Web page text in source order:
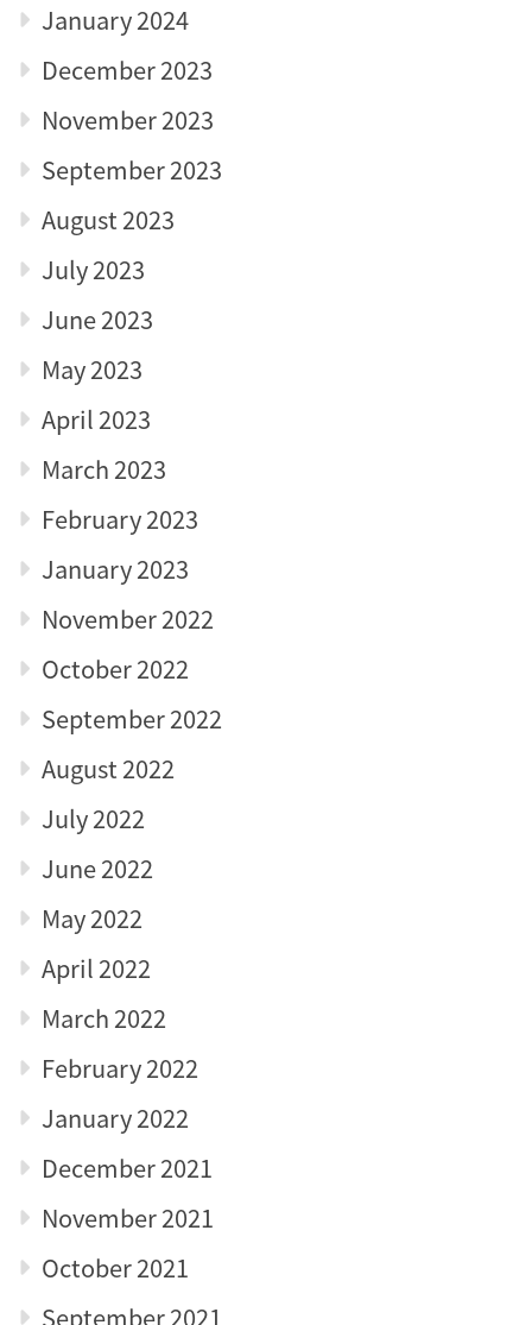
January 2024
December 2023
November 2023
September 2023
August 2023
July 2023
June 2023
May 2023
April 2023
March 2023
February 2023
January 2023
November 2022
October 2022
September 2022
August 2022
July 2022
June 2022
May 2022
April 2022
March 2022
February 2022
January 2022
December 2021
November 2021
October 2021
September 2021